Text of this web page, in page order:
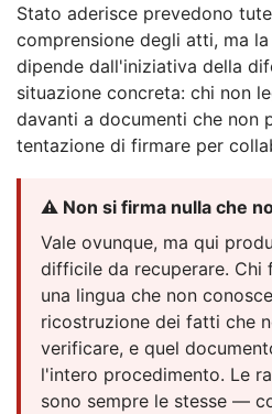
Stato aderisce prevedono
comprensione degli atti, ma
dipende dall'iniziativa della
situazione concreta: chi non
davanti a documenti che non
tentazione di firmare per
⚠️ Non si firma nulla che
Vale ovunque, ma qui
difficile da recuperare. Chi
una lingua che non
ricostruzione dei fatti che
verificare, e quel
l'intero procedimento. Le
sono sempre le stesse —